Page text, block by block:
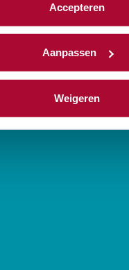
Accepteren
Aanpassen
Weigeren